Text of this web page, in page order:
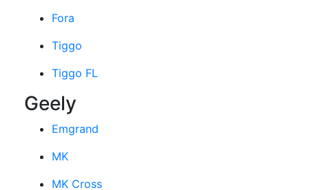
Fora
Tiggo
Tiggo FL
Geely
Emgrand
MK
MK Cross